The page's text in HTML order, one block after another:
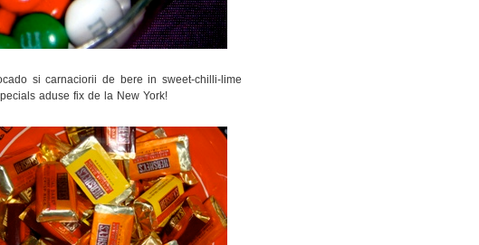
si carnaciorii de bere in sweet-chilli-lime
aduse fix de la New York!